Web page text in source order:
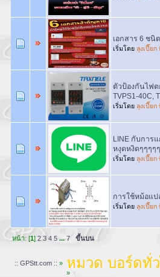
เอกสาร 6 ชนิ
เริ่มโดย ลุงเปี๊ยก
ตัวป้องกันไฟต
TVPS1-40C,
เริ่มโดย ลุงเปี๊ยก
LINE กับการ
หงุดหงิดๆๆๆๆๆ
เริ่มโดย ลุงเปี๊ยก
การใช้หม้อแ
เริ่มโดย ลุงเปี๊ยก
หน้า: [1]2 3 4 5 ...7 ขึ้นบน
:: GPStt.com :: » หมวด บอร์ดทั่
»